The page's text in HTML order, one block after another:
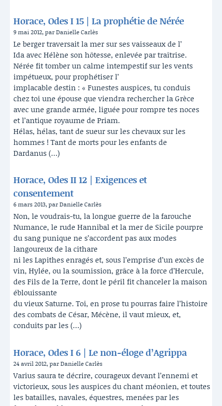
Horace, Odes I 15 | La prophétie de Nérée
9 mai 2012, par Danielle Carlès
Le berger traversait la mer sur ses vaisseaux de l’
Ida avec Hélène son hôtesse, enlevée par traîtrise.
Nérée fit tomber un calme intempestif sur les vents
impétueux, pour prophétiser l’
implacable destin : « Funestes auspices, tu conduis
chez toi une épouse que viendra rechercher la Grèce
avec une grande armée, liguée pour rompre tes noces
et l’antique royaume de Priam.
Hélas, hélas, tant de sueur sur les chevaux sur les
hommes ! Tant de morts pour les enfants de
Dardanus (…)
Horace, Odes II 12 | Exigences et
consentement
6 mars 2013, par Danielle Carlès
Non, le voudrais-tu, la longue guerre de la farouche
Numance, le rude Hannibal et la mer de Sicile pourpre
du sang punique ne s’accordent pas aux modes
langoureux de la cithare
ni les Lapithes enragés et, sous l’emprise d’un excès de
vin, Hylée, ou la soumission, grâce à la force d’Hercule,
des Fils de la Terre, dont le péril fit chanceler la maison
éblouissante
du vieux Saturne. Toi, en prose tu pourras faire l’histoire
des combats de César, Mécène, il vaut mieux, et,
conduits par les (…)
Horace, Odes I 6 | Le non-éloge d’Agrippa
24 avril 2012, par Danielle Carlès
Varius saura te décrire, courageux devant l’ennemi et
victorieux, sous les auspices du chant méonien, et toutes
les batailles, navales, équestres, menées par les